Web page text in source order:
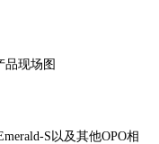
品现场图
S以及其他OPO相